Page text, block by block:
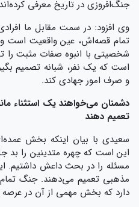
جنگ‌افروزی در تاریخ معرفی
وی افزود: در سمت مقابل ما
تمام قصه‌اش، عین واقعیت است و
شخصیتی با انبوه صفات مثبت
است که یک نفر، شبانه تصمیم
و صرف امور جهادی کند.
دشمنان می‌خواهند یک استثناء
تعمیم دهند
سعیدی با بیان اینکه بخش
این است که چهره متدینین را بد
مسئله را در بحث داعش داشتیم.
مذهبی تعمیم می‌دهند. جنگ
دارد که بخش مهمی از آن در